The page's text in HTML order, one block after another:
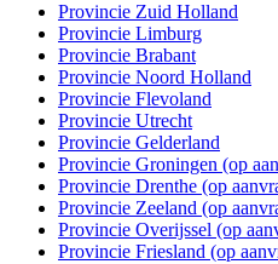
Provincie Zuid Holland
Provincie Limburg
Provincie Brabant
Provincie Noord Holland
Provincie Flevoland
Provincie Utrecht
Provincie Gelderland
Provincie Groningen (op
Provincie Drenthe (op
Provincie Zeeland (op
Provincie Overijssel (op
Provincie Friesland (op